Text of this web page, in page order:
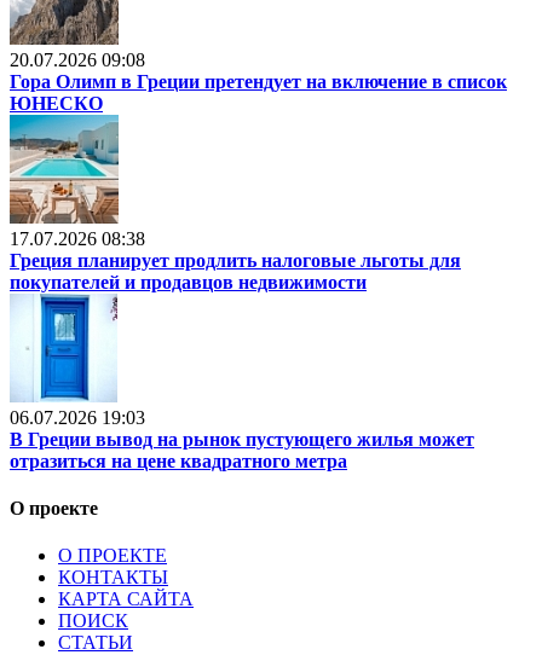
20.07.2026 09:08
Гора Олимп в Греции претендует на включение в список
ЮНЕСКО
17.07.2026 08:38
Греция планирует продлить налоговые льготы для
покупателей и продавцов недвижимости
06.07.2026 19:03
В Греции вывод на рынок пустующего жилья может
отразиться на цене квадратного метра
О проекте
О ПРОЕКТЕ
КОНТАКТЫ
КАРТА САЙТА
ПОИСК
СТАТЬИ